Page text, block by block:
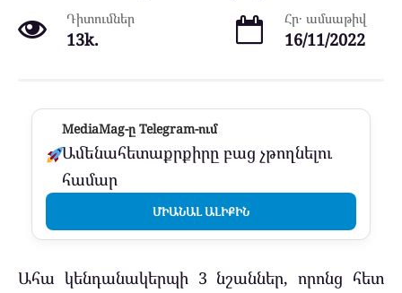
Դիտումներ
13k.
Հր․ ամսաթիվ
16/11/2022
MediaMag-ը Telegram-ում
Ամենահետաքրքիրը բաց չթողնելու
համար
ՄԻԱՆԱԼ ԱԼԻՔԻՆ
Ահա կենդանակերպի 3 նշաններ, որոնց հետ